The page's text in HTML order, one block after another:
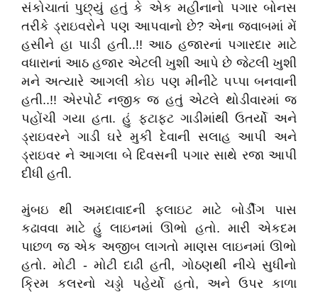
સંકોચાતાં પુછ્યું હતું કે એક મહીનાનો પગાર બોનસ
તરીકે ડ્રાઇવરોને પણ આપવાનો છે? એના જવાબમાં મેં
હસીને હા પાડી હતી..!! આઠ હજારનાં પગારદાર માટે
વધારાનાં આઠ હજાર એટલી ખુશી આપે છે જેટલી ખુશી
મને અત્યારે આગલી કોઇ પણ મીનીટે પપ્પા બનવાની
હતી..!! એરપોર્ટ નજીક જ હતું એટલે થોડીવારમાં જ
પહોંચી ગયા હતા. હું ફટાફટ ગાડીમાંથી ઉતર્યો અને
ડ્રાઇવરને ગાડી ઘરે મુકી દેવાની સલાહ આપી અને
ડ્રાઇવર ને આગલા બે દિવસની પગાર સાથે રજા આપી
દીધી હતી.
મુંબઇ થી અમદાવાદની ફ્લાઇટ માટે બોર્ડીગ પાસ
કઢાવવા માટે હું લાઇનમાં ઊભો હતો. મારી એકદમ
પાછળ જ એક અજીબ લાગતો માણસ લાઇનમાં ઊભો
હતો. મોટી - મોટી દાઢી હતી, ગોઠણથી નીચે સુધીનો
ક્રિમ કલરનો ચડ્ડો પહેર્યો હતો, અને ઉપર કાળા